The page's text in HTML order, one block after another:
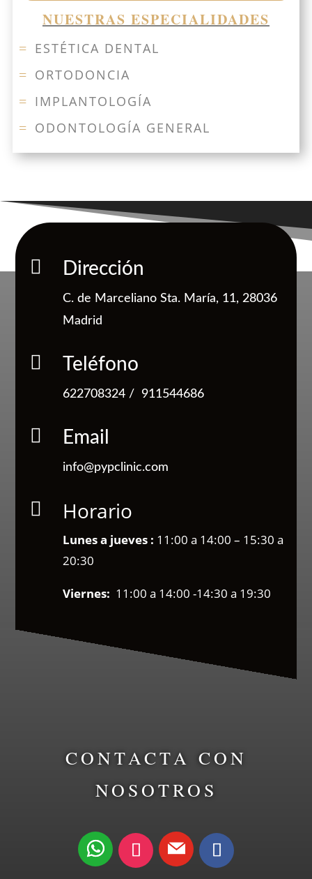
NUESTRAS ESPECIALIDADES
= ESTÉTICA DENTAL
= ORTODONCIA
= IMPLANTOLOGÍA
= ODONTOLOGÍA GENERAL
 Dirección
C. de Marceliano Sta. María, 11, 28036
Madrid
 Teléfono
622708324 / 911544686
 Email
info@pypclinic.com
 Horario
Lunes a jueves : 11:00 a 14:00 – 15:30 a
20:30
Viernes: 11:00 a 14:00 -14:30 a 19:30
CONTACTA CON
NOSOTROS